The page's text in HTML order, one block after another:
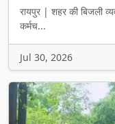
रायपुर | शहर की बिजली
कर्मच...
Jul 30, 2026